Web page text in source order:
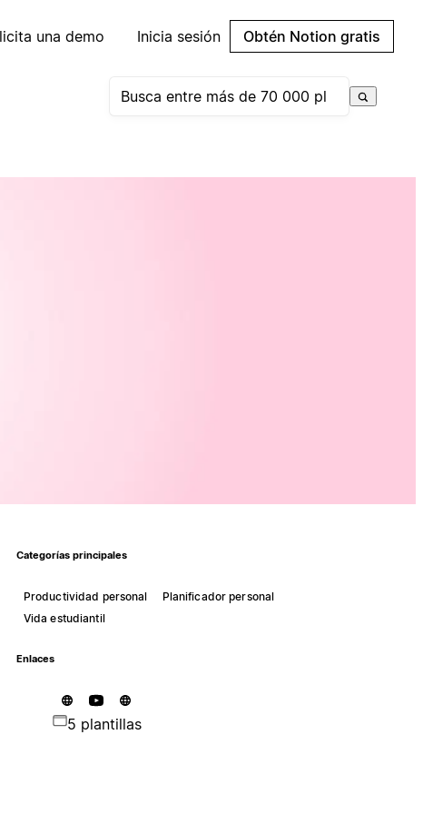
una demo Inicia sesión Obtén Notion gratis
Categorías principales
Productividad personal
Planificador personal
Vida estudiantil
Enlaces
5 plantillas